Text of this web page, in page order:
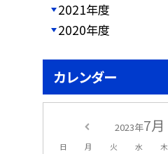
2021年度
2020年度
カレンダー
2023年7月
日 月 火 水 木